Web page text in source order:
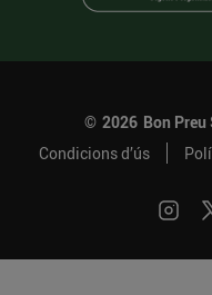
© 2026 Bon Preu
Condicions d’ús